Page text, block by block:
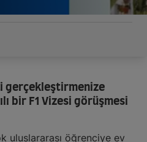
gerçekleştirmenize
bir F1 Vizesi görüşmesi
uluslararası öğrenciye ev